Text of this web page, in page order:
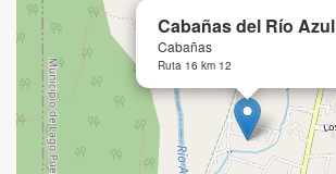
Cabañas del Río Azul
Cabañas
Ruta 16 km 12